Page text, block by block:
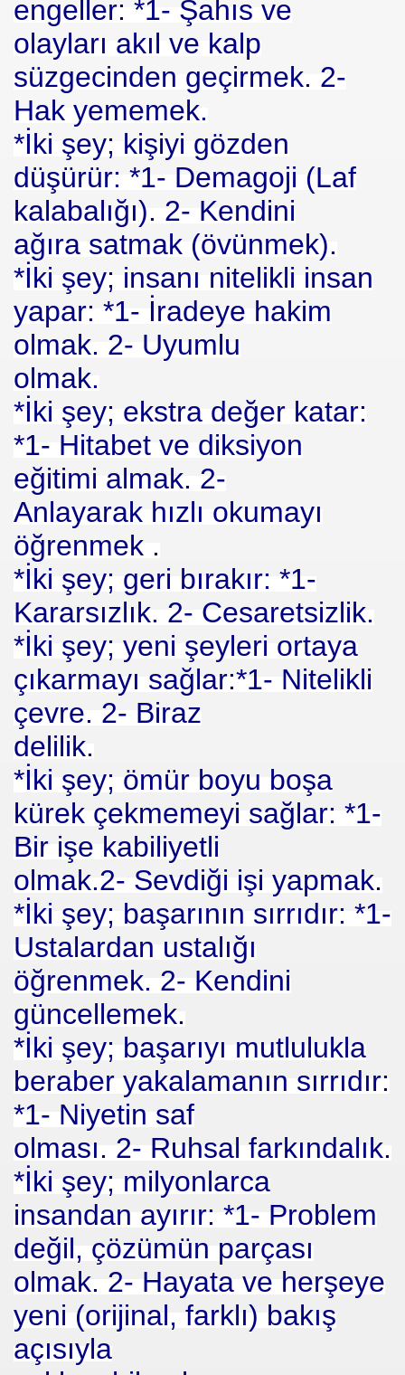
engeller: *1- Şahıs ve
olayları akıl ve kalp
süzgecinden geçirmek. 2-
Hak yememek.
*İki şey; kişiyi gözden
düşürür: *1- Demagoji (Laf
kalabalığı). 2- Kendini
ağıra satmak (övünmek).
*İki şey; insanı nitelikli insan
yapar: *1- İradeye hakim
olmak. 2- Uyumlu
olmak.
*İki şey; ekstra değer katar:
*1- Hitabet ve diksiyon
eğitimi almak. 2-
Anlayarak hızlı okumayı
öğrenmek .
*İki şey; geri bırakır: *1-
Kararsızlık. 2- Cesaretsizlik.
*İki şey; yeni şeyleri ortaya
çıkarmayı sağlar:*1- Nitelikli
çevre. 2- Biraz
delilik.
*İki şey; ömür boyu boşa
kürek çekmemeyi sağlar: *1-
Bir işe kabiliyetli
olmak.2- Sevdiği işi yapmak.
*İki şey; başarının sırrıdır: *1-
Ustalardan ustalığı
öğrenmek. 2- Kendini
güncellemek.
*İki şey; başarıyı mutlulukla
beraber yakalamanın sırrıdır:
*1- Niyetin saf
olması. 2- Ruhsal farkındalık.
*İki şey; milyonlarca
insandan ayırır: *1- Problem
değil, çözümün parçası
olmak. 2- Hayata ve herşeye
yeni (orijinal, farklı) bakış
açısıyla
TARİHİ MÜZESİ
İSMAİL TOPKAR